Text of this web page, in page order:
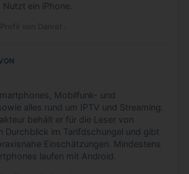
ein iPhone.
Mobilfunk- und
alles rund um IPTV und Streaming.
behält er für die Leser von
Durchblick im Tarifdschungel und gibt
Einschätzungen. Mindestens
laufen mit Android.